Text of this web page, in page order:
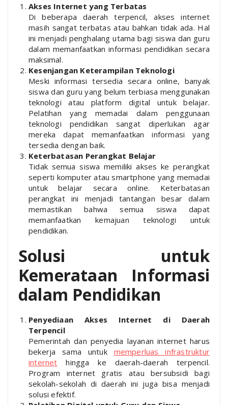
Akses Internet yang Terbatas
Di beberapa daerah terpencil, akses internet
masih sangat terbatas atau bahkan tidak ada. Hal
ini menjadi penghalang utama bagi siswa dan guru
dalam memanfaatkan informasi pendidikan secara
maksimal.
Kesenjangan Keterampilan Teknologi
Meski informasi tersedia secara online, banyak
siswa dan guru yang belum terbiasa menggunakan
teknologi atau platform digital untuk belajar.
Pelatihan yang memadai dalam penggunaan
teknologi pendidikan sangat diperlukan agar
mereka dapat memanfaatkan informasi yang
tersedia dengan baik.
Keterbatasan Perangkat Belajar
Tidak semua siswa memiliki akses ke perangkat
seperti komputer atau smartphone yang memadai
untuk belajar secara online. Keterbatasan
perangkat ini menjadi tantangan besar dalam
memastikan bahwa semua siswa dapat
memanfaatkan kemajuan teknologi untuk
pendidikan.
Solusi untuk
Kemerataan Informasi
dalam Pendidikan
Penyediaan Akses Internet di Daerah
Terpencil
Pemerintah dan penyedia layanan internet harus
bekerja sama untuk memperluas infrastruktur
internet hingga ke daerah-daerah terpencil.
Program internet gratis atau bersubsidi bagi
sekolah-sekolah di daerah ini juga bisa menjadi
solusi efektif.